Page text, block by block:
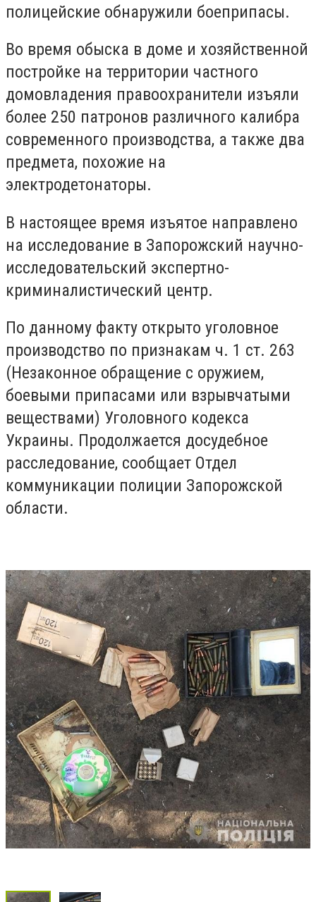
полицейские обнаружили боеприпасы.
Во время обыска в доме и хозяйственной
постройке на территории частного
домовладения правоохранители изъяли
более 250 патронов различного калибра
современного производства, а также два
предмета, похожие на
электродетонаторы.
В настоящее время изъятое направлено
на исследование в Запорожский научно-
исследовательский экспертно-
криминалистический центр.
По данному факту открыто уголовное
производство по признакам ч. 1 ст. 263
(Незаконное обращение с оружием,
боевыми припасами или взрывчатыми
веществами) Уголовного кодекса
Украины. Продолжается досудебное
расследование, сообщает Отдел
коммуникации полиции Запорожской
области.